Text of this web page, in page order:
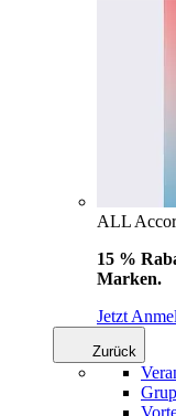
ALL
15 %
Marken.
Jetzt
Zurück